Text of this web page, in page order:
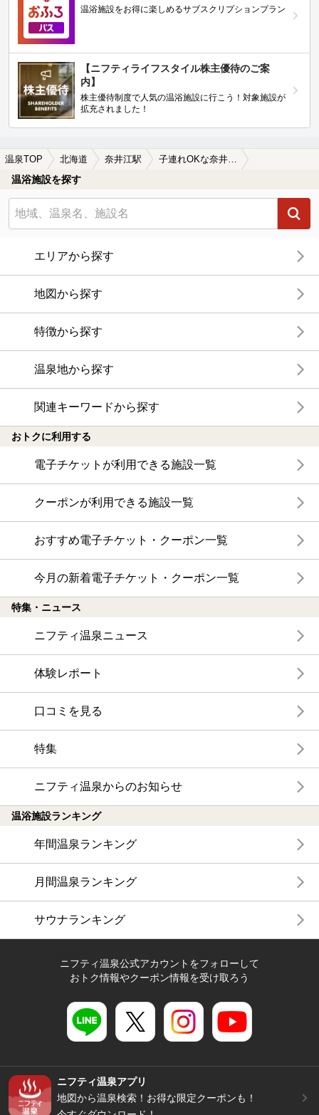
温浴施設をお得に楽しめるサブスクリプションプラン
【ニフティライフスタイル株主優待のご案
内】
株主優待制度で人気の温浴施設に行こう！対象施設が
拡充されました！
温泉TOP 北海道 奈井江駅
温浴施設を探す
エリアから探す
地図から探す
特徴から探す
温泉地から探す
関連キーワードから探す
おトクに利用する
電子チケットが利用できる施設一覧
クーポンが利用できる施設一覧
おすすめ電子チケット・クーポン一覧
今月の新着電子チケット・クーポン一覧
特集・ニュース
ニフティ温泉ニュース
体験レポート
口コミを見る
特集
ニフティ温泉からのお知らせ
温浴施設ランキング
年間温泉ランキング
月間温泉ランキング
サウナランキング
ニフティ温泉公式アカウントをフォローして
おトク情報やクーポン情報を受け取ろう
ニフティ温泉アプリ
地図から温泉検索！お得な限定クーポンも！